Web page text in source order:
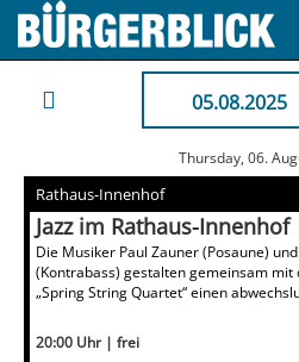
05.08.2025
Thursday, 06.
Rathaus-Innenhof
Jazz im Rathaus-Innenhof
Die Musiker Paul Zauner (Posaune)
(Kontrabass) gestalten gemeinsam
„Spring String Quartet“ einen
20:00 Uhr | frei